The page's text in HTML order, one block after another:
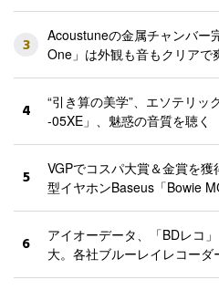
3
Acoustuneの金属チャンバー
One」は外観も音もクリアで
4
“引き算の美学”、エソテリ
-05XE」、魅惑の音質を聴く
5
VGPでコスパ大賞＆金賞を
型イヤホンBaseus「Bowie
6
アイオーデータ、「BDレコ
大。各社ブルーレイレコー